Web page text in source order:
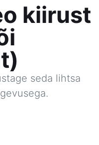
kiirust
seda lihtsa